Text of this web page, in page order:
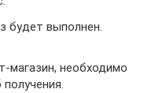
будет выполнен.
магазин, необходимо